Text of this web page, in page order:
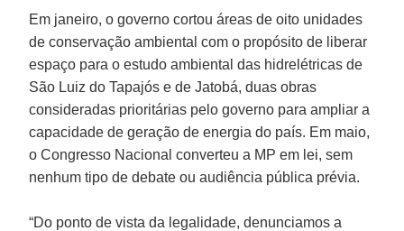
Em janeiro, o governo cortou áreas de oito unidades
de conservação ambiental com o propósito de liberar
espaço para o estudo ambiental das hidrelétricas de
São Luiz do Tapajós e de Jatobá, duas obras
consideradas prioritárias pelo governo para ampliar a
capacidade de geração de energia do país. Em maio,
o Congresso Nacional converteu a MP em lei, sem
nenhum tipo de debate ou audiência pública prévia.
“Do ponto de vista da legalidade, denunciamos a